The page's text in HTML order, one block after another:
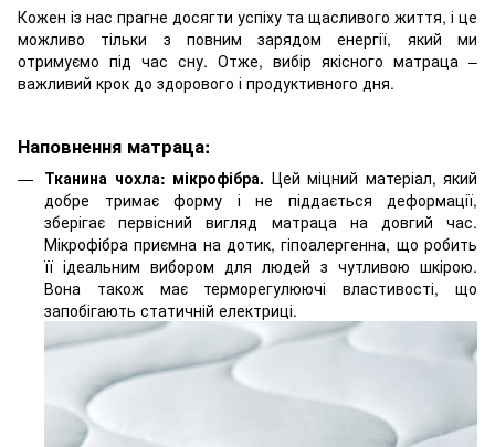
Кожен із нас прагне досягти успіху та щасливого життя, і це
можливо тільки з повним зарядом енергії, який ми
отримуємо під час сну. Отже, вибір якісного матраца –
важливий крок до здорового і продуктивного дня.
Наповнення матраца:
Тканина чохла: мікрофібра. Цей міцний матеріал, який
добре тримає форму і не піддається деформації,
зберігає первісний вигляд матраца на довгий час.
Мікрофібра приємна на дотик, гіпоалергенна, що робить
її ідеальним вибором для людей з чутливою шкірою.
Вона також має терморегулюючі властивості, що
запобігають статичній електриці.